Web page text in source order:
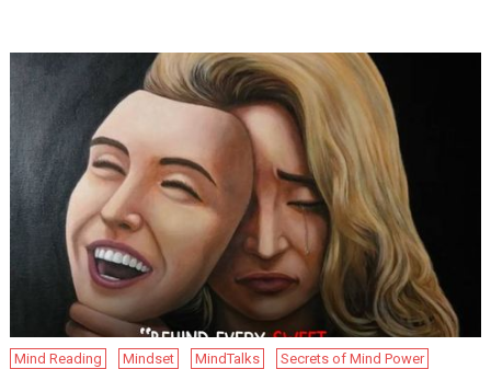
Mind Reading Mindset MindTalks
Secrets of Mind Power